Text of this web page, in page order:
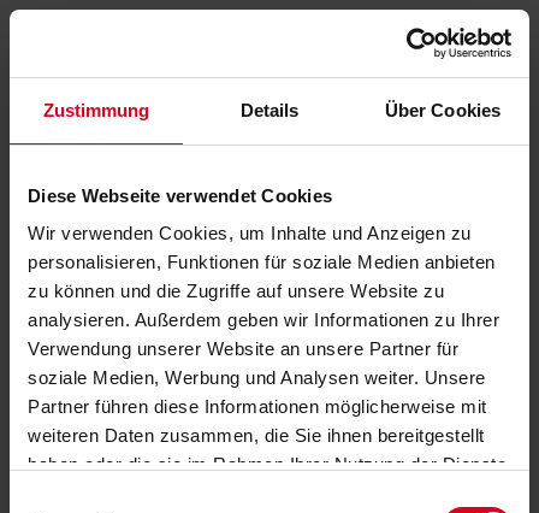
Zustimmung Details Über Cookies
Diese Webseite verwendet Cookies
Wir verwenden Cookies, um Inhalte und Anzeigen zu
personalisieren, Funktionen für soziale Medien anbieten
zu können und die Zugriffe auf unsere Website zu
analysieren. Außerdem geben wir Informationen zu Ihrer
Verwendung unserer Website an unsere Partner für
soziale Medien, Werbung und Analysen weiter. Unsere
Partner führen diese Informationen möglicherweise mit
weiteren Daten zusammen, die Sie ihnen bereitgestellt
haben oder die sie im Rahmen Ihrer Nutzung der Dienste